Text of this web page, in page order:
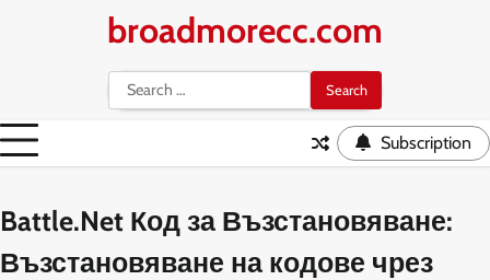
broadmorecc.com
Search
for:
Subscription
Battle.Net Код за Възстановяване:
Възстановяване на кодове чрез